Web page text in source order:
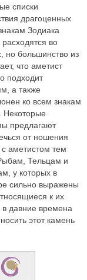
списки
драгоценных
Зодиака
во
но большинство из
что аметист
подходит
а также
ко всем знакам
Некоторые
предлагают
от ношения
с аметистом тем
Тельцам и
у которых в
сильно выражены
к их
давние времена
этот камень